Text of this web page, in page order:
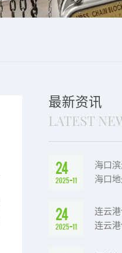
最新资讯
LATEST
24
2025-11
海口
海口
24
2025-11
连云
连云港